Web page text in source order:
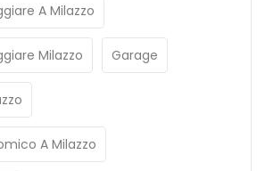
A Milazzo
Milazzo Garage
A Milazzo